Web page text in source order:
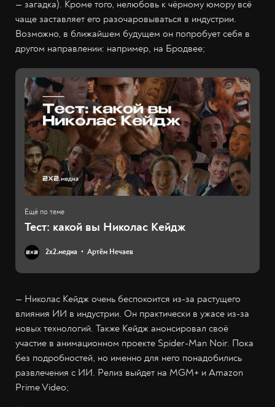
— загадка). Кроме того, нелюбовь к чёрному юмору всё
чаще заставляет его разочаровываться в индустрии.
Возможно, в ближайшем будущем он попробует себя в
другом направлении: например, на Бродвее;
Тест: какой вы Николас Кейдж
2х2.медиа Артём Нечаев
— Николас Кейдж очень беспокоится из-за растущего
влияния ИИ в индустрии. Он практически в ужасе из-за
новых технологий. Также Кейдж анонсировал своё
участие в анимационном проекте Spider-Man Noir. Пока
без подробностей, но именно для него понадобились
развлечения с ИИ. Релиз выйдет на MGM+ и Amazon
Prime Video;